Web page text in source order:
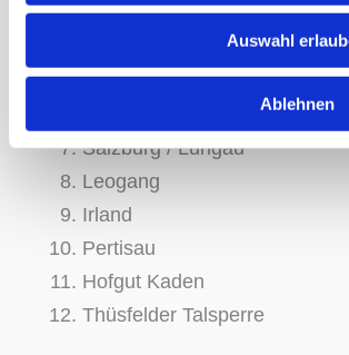
Auswahl
Ablehnen
Bremen
Kitzbühl / Wilder Kaiser
Marienbad
Salzburg / Lungau
Leogang
Irland
Pertisau
Hofgut Kaden
Thüsfelder Talsperre